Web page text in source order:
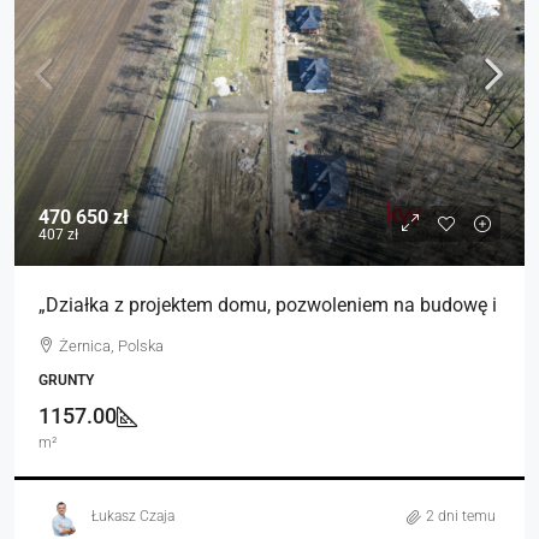
470 650 zł
407 zł
„Działka z projektem domu, pozwoleniem na budowę i
Żernica, Polska
GRUNTY
1157.00
m²
Łukasz Czaja 2 dni temu